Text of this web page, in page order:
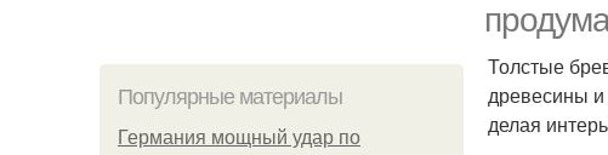
Популярные материалы
Германия мощный удар по
Толстые
древесины и
делая